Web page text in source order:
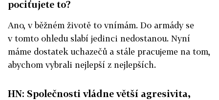
pociťujete to?
Ano, v běžném životě to vnímám. Do armády se
v tomto ohledu slabí jedinci nedostanou. Nyní
máme dostatek uchazečů a stále pracujeme na tom,
abychom vybrali nejlepší z nejlepších.
HN: Společnosti vládne větší agresivita,